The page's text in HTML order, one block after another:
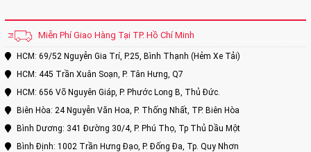
Miễn Phí Giao Hàng Tại TP. Hồ Chí Minh
HCM: 69/52 Nguyễn Gia Trí, P.25, Bình Thạnh (Hẻm Xe Tải)
HCM: 445 Trần Xuân Soạn, P. Tân Hưng, Q7
HCM: 656 Võ Nguyên Giáp, P. Phước Long B, Thủ Đức.
Biên Hòa: 24 Nguyễn Văn Hoa, P. Thống Nhất, TP. Biên Hòa
Bình Dương: 341 Đường 30/4, P. Phú Thọ, Tp Thủ Dầu Một
Bình Định: 1002 Trần Hưng Đạo, P. Đống Đa, Tp. Quy Nhơn